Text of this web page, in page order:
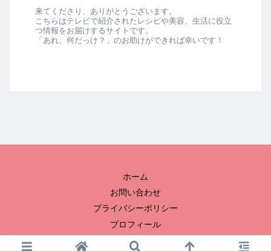
来てくださり、ありがとうございます。
こちらはテレビで紹介されたレシピや美容、生活に役立
つ情報をお届けするサイトです。
「あれ、何だっけ？」のお助けができれば幸いです！
ホーム
お問い合わせ
プライバシーポリシー
プロフィール
© 2023 冬子のおひまつぶし.